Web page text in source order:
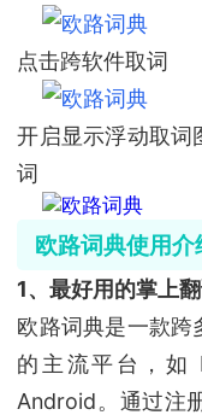
点击跨软件取词
开启显示浮动取词
词
欧路词典使用介
1、最好用的掌上
欧路词典是一款跨
的主流平台，如
Android。通过注